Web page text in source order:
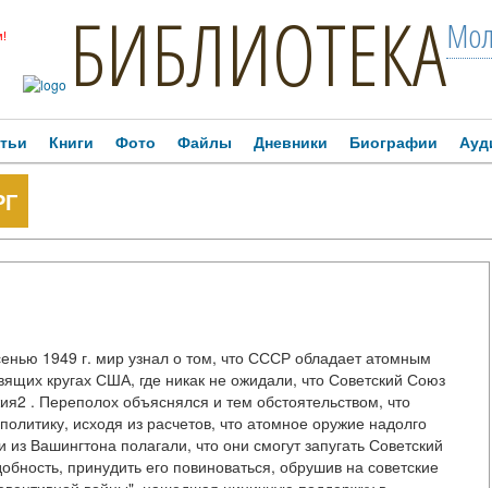
БИБЛИОТЕКА
Книги Фото Файлы Дневники Биографии
1949 г. мир узнал о том, что СССР обладает атомным
кругах США, где никак не ожидали, что Советский Союз
. Переполох объяснялся и тем обстоятельством, что
исходя из расчетов, что атомное оружие надолго
Вашингтона полагали, что они смогут запугать Советский
принудить его повиноваться, обрушив на советские